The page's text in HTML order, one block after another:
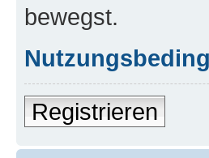
bewegst.
Registrieren